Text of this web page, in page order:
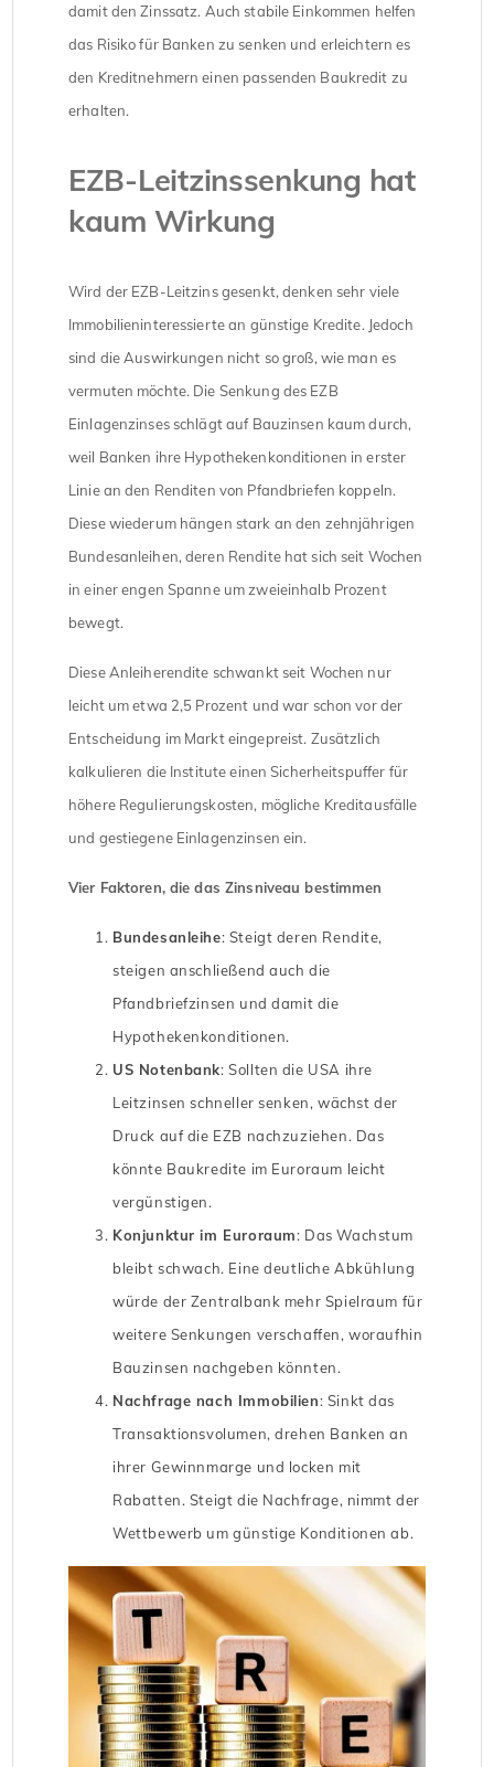
damit den Zinssatz. Auch stabile Einkommen helfen
das Risiko für Banken zu senken und erleichtern es
den Kreditnehmern einen passenden Baukredit zu
erhalten.
EZB-Leitzinssenkung hat
kaum Wirkung
Wird der EZB-Leitzins gesenkt, denken sehr viele
Immobilieninteressierte an günstige Kredite. Jedoch
sind die Auswirkungen nicht so groß, wie man es
vermuten möchte. Die Senkung des EZB
Einlagenzinses schlägt auf Bauzinsen kaum durch,
weil Banken ihre Hypothekenkonditionen in erster
Linie an den Renditen von Pfandbriefen koppeln.
Diese wiederum hängen stark an den zehnjährigen
Bundesanleihen, deren Rendite hat sich seit Wochen
in einer engen Spanne um zweieinhalb Prozent
bewegt.
Diese Anleiherendite schwankt seit Wochen nur
leicht um etwa 2,5 Prozent und war schon vor der
Entscheidung im Markt eingepreist. Zusätzlich
kalkulieren die Institute einen Sicherheitspuffer für
höhere Regulierungskosten, mögliche Kreditausfälle
und gestiegene Einlagenzinsen ein.
Vier Faktoren, die das Zinsniveau bestimmen
Bundesanleihe: Steigt deren Rendite,
steigen anschließend auch die
Pfandbriefzinsen und damit die
Hypothekenkonditionen.
US Notenbank: Sollten die USA ihre
Leitzinsen schneller senken, wächst der
Druck auf die EZB nachzuziehen. Das
könnte Baukredite im Euroraum leicht
vergünstigen.
Konjunktur im Euroraum: Das Wachstum
bleibt schwach. Eine deutliche Abkühlung
würde der Zentralbank mehr Spielraum für
weitere Senkungen verschaffen, woraufhin
Bauzinsen nachgeben könnten.
Nachfrage nach Immobilien: Sinkt das
Transaktionsvolumen, drehen Banken an
ihrer Gewinnmarge und locken mit
Rabatten. Steigt die Nachfrage, nimmt der
Wettbewerb um günstige Konditionen ab.